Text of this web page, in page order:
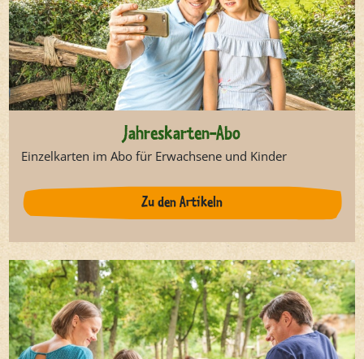
Jahreskarten-Abo
Einzelkarten im Abo für Erwachsene und Kinder
Zu den Artikeln